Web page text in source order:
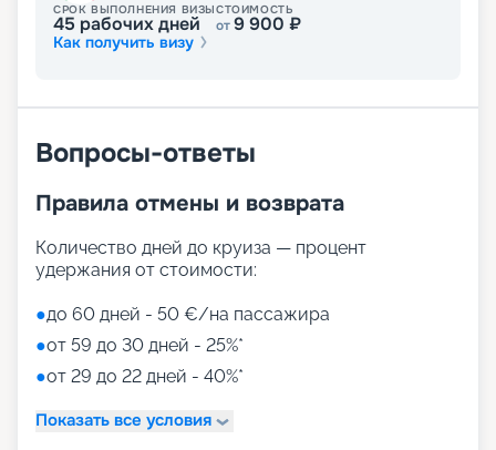
СРОК ВЫПОЛНЕНИЯ ВИЗЫ
45 рабочих дней
СТОИМОСТЬ
от9 900 ₽
Как получить визу
Вопросы-ответы
Правила отмены и возврата
Количество дней до круиза — процент
удержания от стоимости:
●до 60 дней - 50 €/на пассажира
●от 59 до 30 дней - 25%*
●от 29 до 22 дней - 40%*
Показать все условия